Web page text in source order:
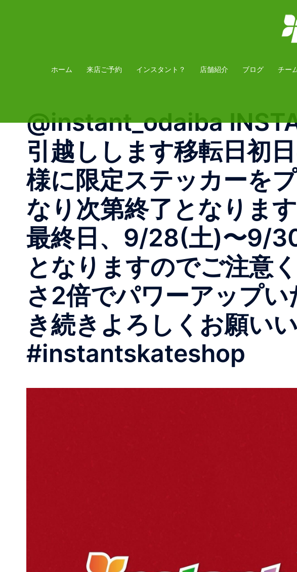
ホーム 来店ご予約 インスタント？ 店舗紹介 ブログ チー
@instant_odaiba
引越しします移転日初
様に限定ステッカーを
なり次第終了となりま
最終日、9/28(土)〜9/
となりますのでご注意
さ2倍でパワーアップ
き続きよろしくお願い
#instantskateshop